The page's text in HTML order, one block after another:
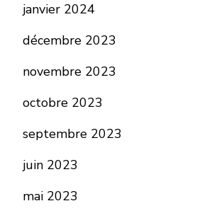
janvier 2024
décembre 2023
novembre 2023
octobre 2023
septembre 2023
juin 2023
mai 2023